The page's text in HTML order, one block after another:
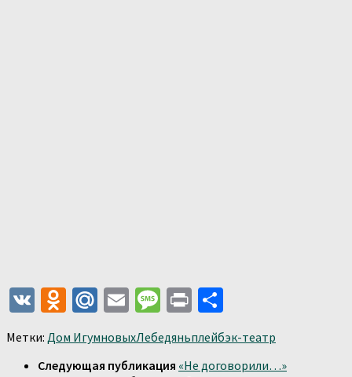
VK Odnoklassniki
Mail.Ru
EmailMessage
Print
Метки: Дом ИгумновыхЛебедяньплейбэк-театр
Следующая публикация «Не договорили…»